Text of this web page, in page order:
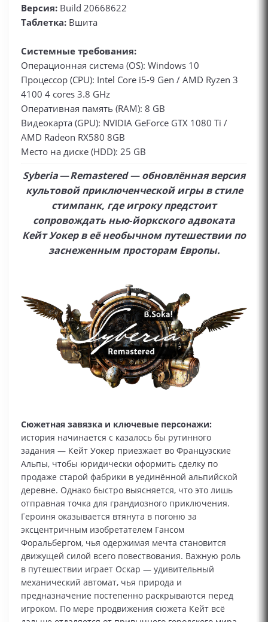
Версия: Build 20668622
Таблетка: Вшита
Системные требования:
Операционная система (OS): Windows 10
Процессор (CPU): Intel Core i5-9 Gen / AMD Ryzen 3
4100 4 cores 3.8 GHz
Оперативная память (RAM): 8 GB
Видеокарта (GPU): NVIDIA GeForce GTX 1080 Ti /
AMD Radeon RX580 8GB
Место на диске (HDD): 25 GB
Syberia — Remastered — обновлённая версия
культовой приключенческой игры в стиле
стимпанк, где игроку предстоит
сопровождать нью‑йоркского адвоката
Кейт Уокер в её необычном путешествии по
заснеженным просторам Европы.
Сюжетная завязка и ключевые персонажи:
история начинается с казалось бы рутинного
задания — Кейт Уокер приезжает во Французские
Альпы, чтобы юридически оформить сделку по
продаже старой фабрики в уединённой альпийской
деревне. Однако быстро выясняется, что это лишь
отправная точка для грандиозного приключения.
Героиня оказывается втянута в погоню за
эксцентричным изобретателем Гансом
Форальбергом, чья одержимая мечта становится
движущей силой всего повествования. Важную роль
в путешествии играет Оскар — удивительный
механический автомат, чья природа и
предназначение постепенно раскрываются перед
игроком. По мере продвижения сюжета Кейт всё